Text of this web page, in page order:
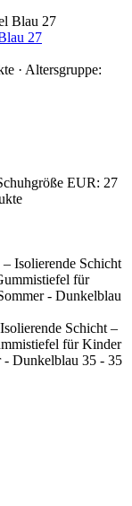
27
· Altersgruppe:
EUR: 27
Schicht –
für Kinder
- Dunkelblau 35 - 35